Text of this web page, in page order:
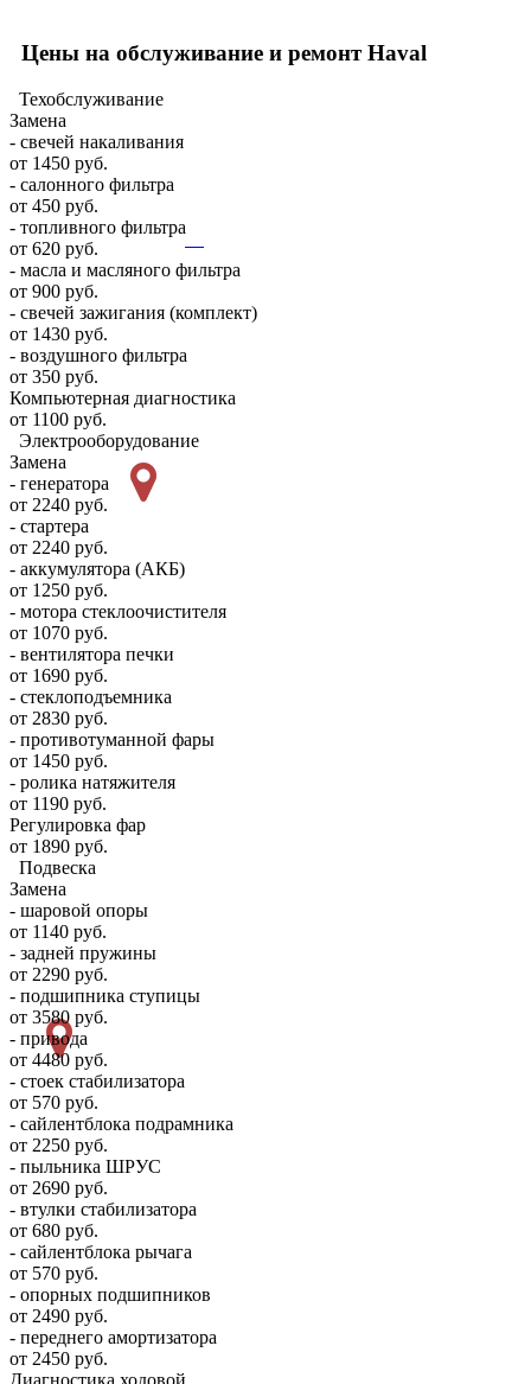
Цены на обслуживание и ремонт Haval
Техобслуживание
Замена
- свечей накаливания
от 1450 руб.
- салонного фильтра
от 450 руб.
- топливного фильтра
от 620 руб.
- масла и масляного фильтра
от 900 руб.
- свечей зажигания (комплект)
от 1430 руб.
- воздушного фильтра
от 350 руб.
Компьютерная диагностика
от 1100 руб.
Электрооборудование
Замена
- генератора
от 2240 руб.
- стартера
от 2240 руб.
- аккумулятора (АКБ)
от 1250 руб.
- мотора стеклоочистителя
от 1070 руб.
- вентилятора печки
от 1690 руб.
- стеклоподъемника
от 2830 руб.
- противотуманной фары
от 1450 руб.
- ролика натяжителя
от 1190 руб.
Регулировка фар
от 1890 руб.
Подвеска
Замена
- шаровой опоры
от 1140 руб.
- задней пружины
от 2290 руб.
- подшипника ступицы
от 3580 руб.
- привода
от 4480 руб.
- стоек стабилизатора
от 570 руб.
- сайлентблока подрамника
от 2250 руб.
- пыльника ШРУС
от 2690 руб.
- втулки стабилизатора
от 680 руб.
- сайлентблока рычага
от 570 руб.
- опорных подшипников
от 2490 руб.
- переднего амортизатора
от 2450 руб.
Диагностика ходовой